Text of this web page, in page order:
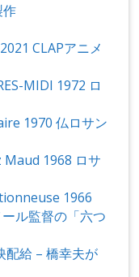
作
CLAPアニメ
MIDI 1972 ロ
1970 仏ロサン
1968 ロサ
1966
ル監督の「六つ
配給 – 橋幸夫が